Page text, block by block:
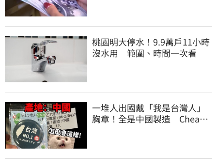
桃園明大停水！9.9萬戶11小時
沒水用 範圍、時間一次看
一堆人出國戴「我是台灣人」
胸章！全是中國製造 Cheap